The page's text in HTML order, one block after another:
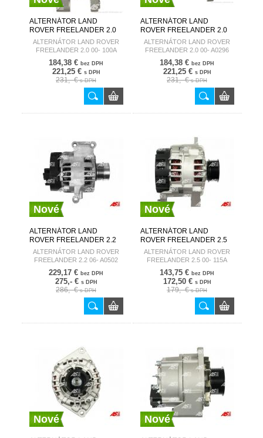
ALTERNÁTOR LAND
ROVER FREELANDER 2.0
00- 100A A3272
AUTOSTARTER
ALTERNÁTOR LAND ROVER
FREELANDER 2.0 00- 100A
A3272
184,38 € bez DPH
221,25 € s DPH
231,- €s DPH
ALTERNÁTOR LAND
ROVER FREELANDER 2.0
00- A0296 AUTOSTARTER
ALTERNÁTOR LAND ROVER
FREELANDER 2.0 00- A0296
184,38 € bez DPH
221,25 € s DPH
231,- €s DPH
Nové
ALTERNÁTOR LAND
ROVER FREELANDER 2.2
06- A0502 AUTOSTARTER
ALTERNÁTOR LAND ROVER
FREELANDER 2.2 06- A0502
229,17 € bez DPH
275,- € s DPH
286,- €s DPH
Nové
ALTERNÁTOR LAND
ROVER FREELANDER 2.5
00- 115A A6006
AUTOSTARTER
ALTERNÁTOR LAND ROVER
FREELANDER 2.5 00- 115A
A6006
143,75 € bez DPH
172,50 € s DPH
179,- €s DPH
Nové Nové